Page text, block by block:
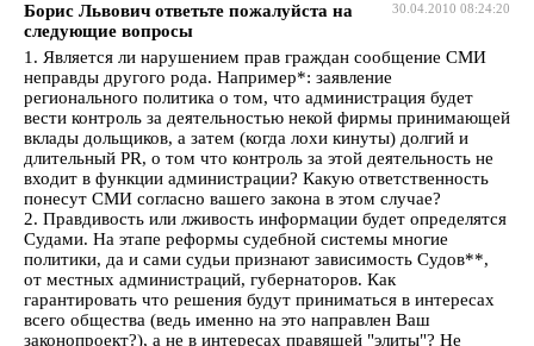
30.04.2010 08:24:20
Борис Львович ответьте пожалуйста на
следующие вопросы
1. Является ли нарушением прав граждан сообщение СМИ
неправды другого рода. Например*: заявление
регионального политика о том, что администрация будет
вести контроль за деятельностью некой фирмы принимающей
вклады дольщиков, а затем (когда лохи кинуты) долгий и
длительный PR, о том что контроль за этой деятельность не
входит в функции администрации? Какую ответственность
понесут СМИ согласно вашего закона в этом случае?
2. Правдивость или лживость информации будет определятся
Судами. На этапе реформы судебной системы многие
политики, да и сами судьи признают зависимость Судов**,
от местных администраций, губернаторов. Как
гарантировать что решения будут приниматься в интересах
всего общества (ведь именно на это направлен Ваш
законопроект?), а не в интересах правящей "элиты"? Не